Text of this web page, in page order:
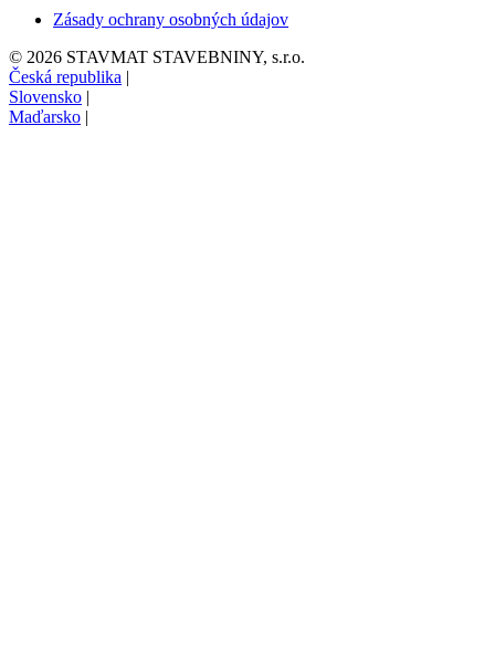
Zásady ochrany osobných údajov
© 2026 STAVMAT STAVEBNINY, s.r.o.
Česká republika |
Slovensko |
Maďarsko |